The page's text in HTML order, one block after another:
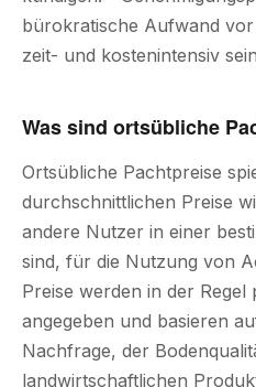
bürokratische Aufwand
zeit- und kostenintensiv
Was sind ortsübliche
Ortsübliche Pachtpreise
durchschnittlichen Preise
andere Nutzer in einer
sind, für die Nutzung von
Preise werden in der
angegeben und basieren
Nachfrage, der
landwirtschaftlichen